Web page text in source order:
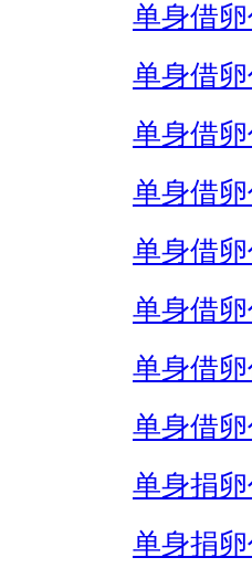
单身借
单身借
单身借
单身借
单身借
单身借
单身借
单身借
单身捐
单身捐